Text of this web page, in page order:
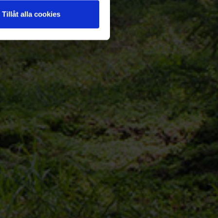
Tillåt alla cookies